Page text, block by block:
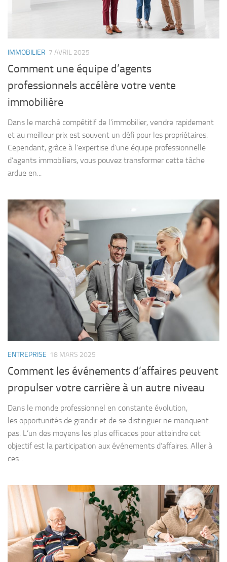
IMMOBILIER 7 AVRIL 2025
Comment une équipe d’agents
professionnels accélère votre vente
immobilière
Dans le marché compétitif de l’immobilier, vendre rapidement
et au meilleur prix est souvent un défi pour les propriétaires.
Cependant, grâce à l’expertise d’une équipe professionnelle
d’agents immobiliers, vous pouvez transformer cette tâche
ardue en...
ENTREPRISE 18 MARS 2025
Comment les événements d’affaires peuvent
propulser votre carrière à un autre niveau
Dans le monde professionnel en constante évolution,
les opportunités de grandir et de se distinguer ne manquent
pas. L’un des moyens les plus efficaces pour atteindre cet
objectif est la participation aux événements d’affaires. Aller à
ces...